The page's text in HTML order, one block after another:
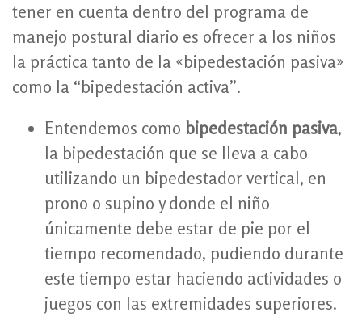
tener en cuenta dentro del programa de
manejo postural diario es ofrecer a los niños
la práctica tanto de la «bipedestación pasiva»
como la “bipedestación activa”.
Entendemos como bipedestación pasiva,
la bipedestación que se lleva a cabo
utilizando un bipedestador vertical, en
prono o supino y donde el niño
únicamente debe estar de pie por el
tiempo recomendado, pudiendo durante
este tiempo estar haciendo actividades o
juegos con las extremidades superiores.